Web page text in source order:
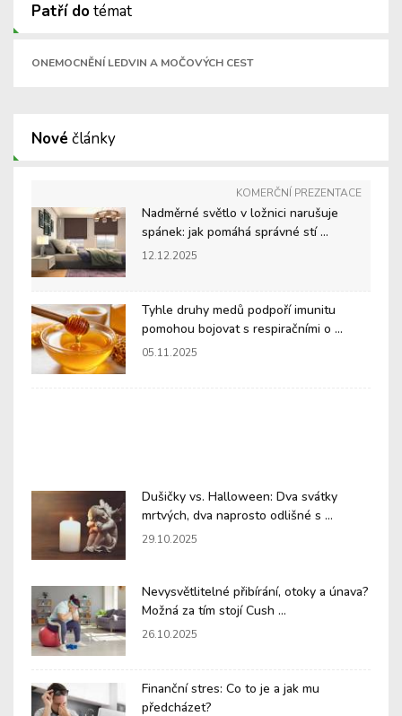
Patří dotémat
ONEMOCNĚNÍ LEDVIN A MOČOVÝCH CEST
Nové články
KOMERČNÍ PREZENTACE
Nadměrné světlo v ložnici narušuje
spánek: jak pomáhá správné stí ...
12.12.2025
Tyhle druhy medů podpoří imunitu
pomohou bojovat s respiračními o ...
05.11.2025
Dušičky vs. Halloween: Dva svátky
mrtvých, dva naprosto odlišné s ...
29.10.2025
Nevysvětlitelné přibírání, otoky a únava?
Možná za tím stojí Cush ...
26.10.2025
Finanční stres: Co to je a jak mu
předcházet?